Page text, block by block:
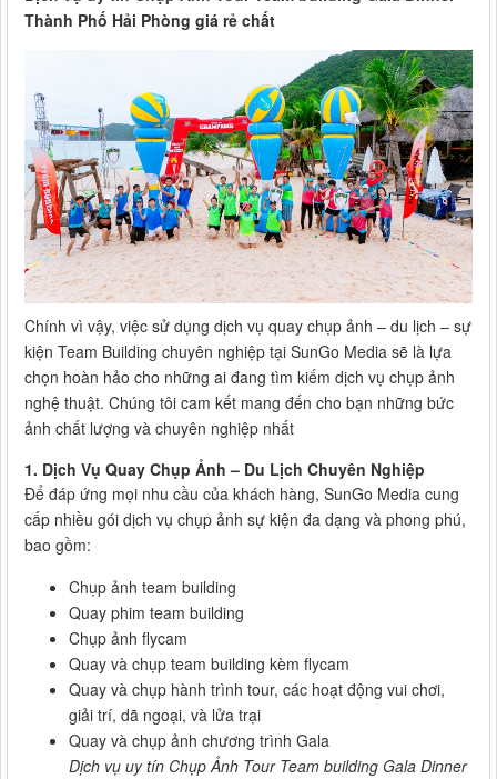
Thành Phố Hải Phòng giá rẻ chất
Chính vì vậy, việc sử dụng dịch vụ quay chụp ảnh – du lịch – sự
kiện Team Building chuyên nghiệp tại SunGo Media sẽ là lựa
chọn hoàn hảo cho những ai đang tìm kiếm dịch vụ chụp ảnh
nghệ thuật. Chúng tôi cam kết mang đến cho bạn những bức
ảnh chất lượng và chuyên nghiệp nhất
1. Dịch Vụ Quay Chụp Ảnh – Du Lịch Chuyên Nghiệp
Để đáp ứng mọi nhu cầu của khách hàng, SunGo Media cung
cấp nhiều gói dịch vụ chụp ảnh sự kiện đa dạng và phong phú,
bao gồm:
Chụp ảnh team building
Quay phim team building
Chụp ảnh flycam
Quay và chụp team building kèm flycam
Quay và chụp hành trình tour, các hoạt động vui chơi,
giải trí, dã ngoại, và lửa trại
Quay và chụp ảnh chương trình Gala
Dịch vụ uy tín Chụp Ảnh Tour Team building Gala Dinner